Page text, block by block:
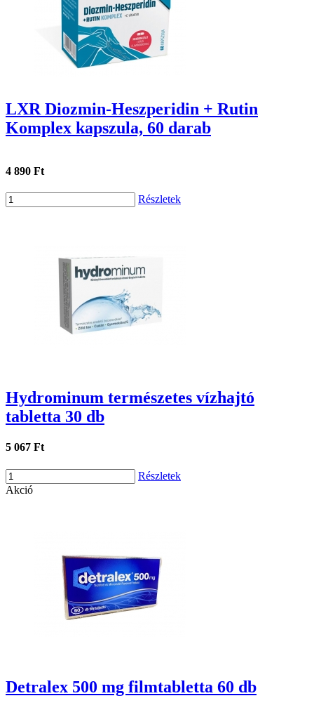
LXR Diozmin-Heszperidin + Rutin
Komplex kapszula, 60 darab
4 890 Ft
Részletek
Hydrominum természetes vízhajtó
tabletta 30 db
5 067 Ft
Részletek
Akció
Detralex 500 mg filmtabletta 60 db